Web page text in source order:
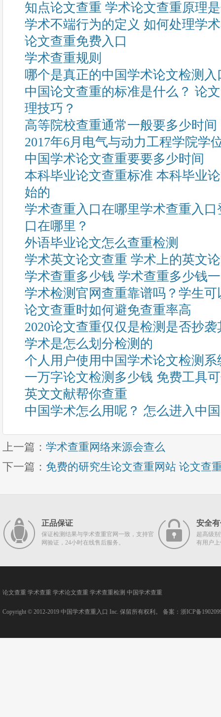
知点论文查重 学术论文查重原理
学术不端行为的定义 如何处理学
论文查重免费入口
学术查重规则
哪个是真正的中国学术论文检测入
中国论文查重的标准是什么？ 论
理技巧？
高等院校查重通常一般要多少时间
2017年6月电气与动力工程学院学
中国学术论文查重要要多少时间
本科毕业论文查重标准 本科毕业
始的
学术查重入口在哪里学术查重入
口在哪里？
外语毕业论文怎么查重检测
学术英文论文查重 学术上的英文
学术查重多少钱 学术查重多少钱
学术检测官网查重靠谱吗？学生
论文查重时如何避免查重率高
2020论文查重仅仅是检测是否抄
学术是怎么划分检测的
个人用户使用中国学术论文检测
一万字论文检测多少钱 免费工具
英文文献帮你查重
中国学术怎么用呢？ 怎么进入中
上一篇： 学术查重网络来源会查么
下一篇： 免费的研究生论文查重网站 论文查
正品保证
保证检测结果与学术查重官网一致，支持官
网验证，24小时在线售后服务。
安全
超高级
有用户
论文查重 学术查重 学术论文查重 学术查重检测 中国学术查重
Copyright © 2012-2019 中国学术查重入口 Inc. 保留所有权利。 备案： 浙ICP备